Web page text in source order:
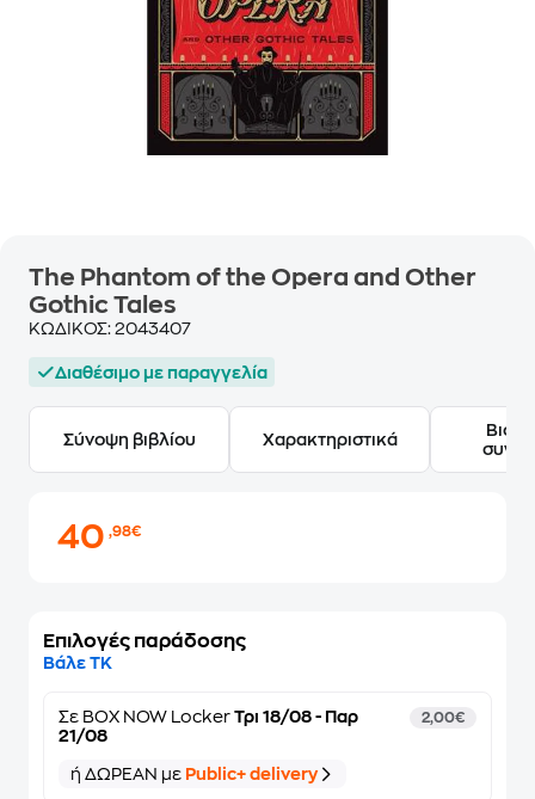
The Phantom of the Opera and Other
Gothic Tales
ΚΩΔΙΚΟΣ: 2043407
Διαθέσιμο με παραγγελία
Σύνοψη βιβλίου Χαρακτηριστικά
40,98€
Επιλογές παράδοσης
Βάλε ΤΚ
Σε BOX NOW Locker Τρι 18/08 - Παρ
21/08
2,00€
ή ΔΩΡΕΑΝ με Public+ delivery